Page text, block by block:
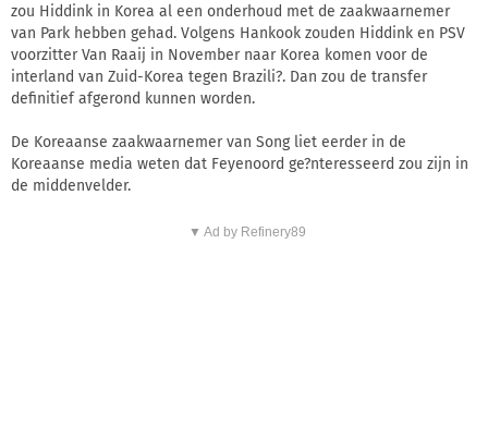
zou Hiddink in Korea al een onderhoud met de zaakwaarnemer
van Park hebben gehad. Volgens Hankook zouden Hiddink en PSV
voorzitter Van Raaij in November naar Korea komen voor de
interland van Zuid-Korea tegen Brazili?. Dan zou de transfer
definitief afgerond kunnen worden.
De Koreaanse zaakwaarnemer van Song liet eerder in de
Koreaanse media weten dat Feyenoord ge?nteresseerd zou zijn in
de middenvelder.
▼ Ad by Refinery89